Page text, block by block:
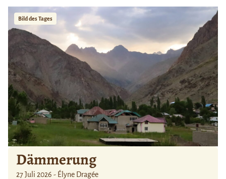
Bild des Tages
Dämmerung
27 Juli 2026 - Élyne Dragée